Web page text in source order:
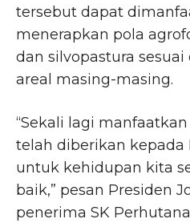
tersebut dapat
menerapkan pola
dan silvopastura
areal masing-masing.
“Sekali lagi
telah diberikan kepada
untuk kehidupan kita
baik,” pesan Presiden
penerima SK